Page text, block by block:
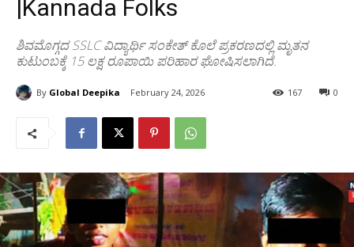
|Kannada Folks
ಶಿವಮೊಗ್ಗದ SSLC ವಿದ್ಯಾರ್ಥಿ ಸಂಕೇತ್ ಕೊಲೆ ಪ್ರಕರಣದಲ್ಲಿ ಮೃತನ
ಕುಟುಂಬಕ್ಕೆ 15 ಲಕ್ಷ ರೂಪಾಯಿ ಪರಿಹಾರ ಘೋಷಿಸಲಾಗಿದೆ.
By Global Deepika February 24, 2026 0
167